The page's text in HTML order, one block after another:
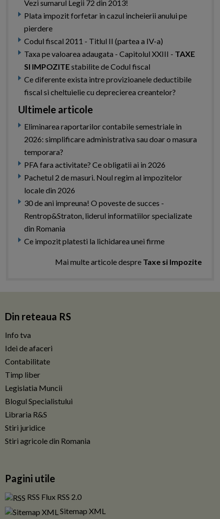
Vezi sumarul Legii 72 din 2013!
Plata impozit forfetar in cazul incheierii anului pe
pierdere
Codul fiscal 2011 - Titlul II (partea a IV-a)
Taxa pe valoarea adaugata - Capitolul XXIII - TAXE
SI IMPOZITEstabilite de Codul fiscal
Ce diferente exista intre provizioanele deductibile
fiscal si cheltuielie cu deprecierea creantelor?
Ultimele articole
Eliminarea raportarilor contabile semestriale in
2026: simplificare administrativa sau doar o masura
temporara?
PFA fara activitate? Ce obligatii ai in 2026
Pachetul 2 de masuri. Noul regim al impozitelor
locale din 2026
30 de ani impreuna! O poveste de succes -
Rentrop&Straton, liderul informatiilor specializate
din Romania
Ce impozit platesti la lichidarea unei firme
Mai multe articole despre Taxe si Impozite
Din reteaua RS
Info tva
Idei de afaceri
Contabilitate
Timp liber
Legislatia Muncii
Blogul Specialistului
Libraria R&S
Stiri juridice
Stiri agricole din Romania
Pagini utile
RSS Flux RSS 2.0
Sitemap XML